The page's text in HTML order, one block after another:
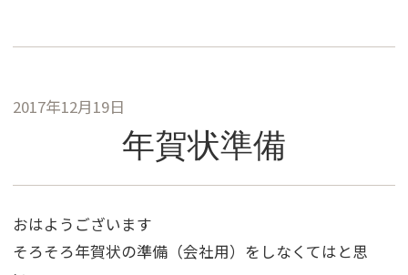
2017年12月19日
年賀状準備
おはようございます
そろそろ年賀状の準備（会社用）をしなくてはと思